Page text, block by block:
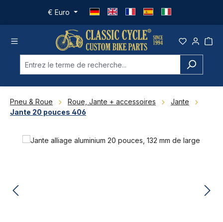
Passer au contenu principal
€ Euro
Pneu & Roue Roue, Jante + accessoires
Jante
Jante 20 pouces 406
Ignorer la galerie d'images